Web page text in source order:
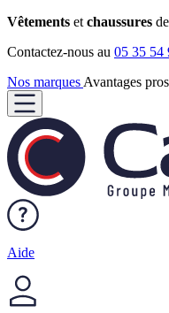
Vêtements et chaussures
Contactez-nous au 05 35 54
Nos marques Avantages pros
Aide